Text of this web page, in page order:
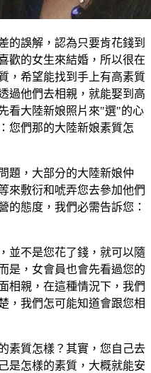
的誤解，認為只要肯花錢到
歡的女生來結婚，所以很在
，希望能找到手上有高素質
過他們去相親，就能娶到高
看大陸新娘照片來"選"的心
您們那的大陸新娘素質怎
題，大部分的大陸新娘仲
來敷衍和唬弄您去參加他們
的態度，我們必需告訴您：
並不是您花了錢，就可以隨
是，女會員也會先看過您的
相親，在這種情況下，我們
，我們怎可能知道會跟您相
素質怎樣？其實，您自己去
是怎樣的素質，大概就能安